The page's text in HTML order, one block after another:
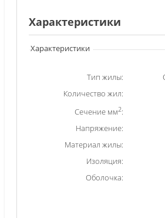
Характеристики
Характеристики
Тип жилы:
Количество жил:
Сечение мм2:
Напряжение:
Материал жилы:
Изоляция:
Оболочка: